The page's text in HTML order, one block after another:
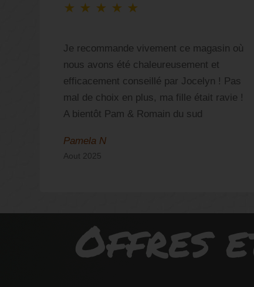
★ ★ ★ ★ ★
Je recommande vivement ce magasin où
nous avons été chaleureusement et
efficacement conseillé par Jocelyn ! Pas
mal de choix en plus, ma fille était ravie !
A bientôt Pam & Romain du sud
Pamela N
Aout 2025
Offres